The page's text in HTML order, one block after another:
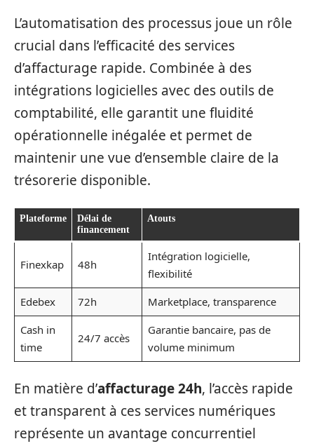
L’automatisation des processus joue un rôle
crucial dans l’efficacité des services
d’affacturage rapide. Combinée à des
intégrations logicielles avec des outils de
comptabilité, elle garantit une fluidité
opérationnelle inégalée et permet de
maintenir une vue d’ensemble claire de la
trésorerie disponible.
Plateforme
Délai de
financement
Atouts
Finexkap 48h
Intégration logicielle,
flexibilité
Edebex
72h
Marketplace, transparence
Cash in
time
24/7 accès
Garantie bancaire, pas de
volume minimum
En matière d’affacturage 24h, l’accès rapide
et transparent à ces services numériques
représente un avantage concurrentiel